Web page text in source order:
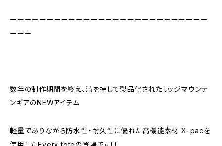
ーーーーーーーーーーーーーーーーーーーーーーーーーーー
ーーー
数年の制作期間を終え、満を持して製品化されたリッジマウンテ
ンギアのNEWアイテム
軽量でありながら防水性・耐久性に優れた高機能素材 X-pacを
使用したEvery toteの登場です！！